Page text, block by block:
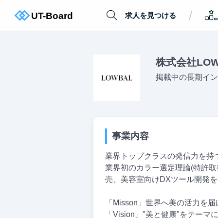
求人を見つける /
株式会社
掲載中の長期イ
事業内容
業界トップクラスの発信力を持
業界初のカラー選定理論(特許
売、美容室向けDXツール開発
「Misson」世界へ美の活力を届
「Vision」"美と健康"をテーマ